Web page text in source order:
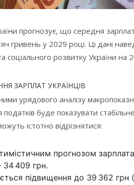
прогнозує, що середня
гривень у 2029 році. Ці дані
соціального розвитку України на
ЗАРПЛАТ УКРАЇНЦІВ
урядового аналізу
буде показувати
істотно відрізнятися:
прогнозом
409 грн.
підвищення до 39 362